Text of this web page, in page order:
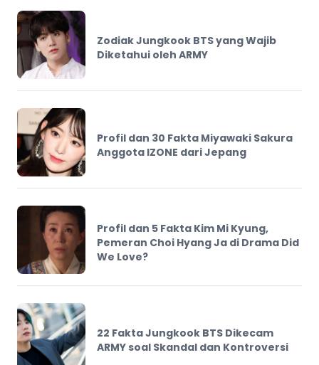
Zodiak Jungkook BTS yang Wajib
Diketahui oleh ARMY
Profil dan 30 Fakta Miyawaki Sakura
Anggota IZONE dari Jepang
Profil dan 5 Fakta Kim Mi Kyung,
Pemeran Choi Hyang Ja di Drama Did
We Love?
22 Fakta Jungkook BTS Dikecam
ARMY soal Skandal dan Kontroversi